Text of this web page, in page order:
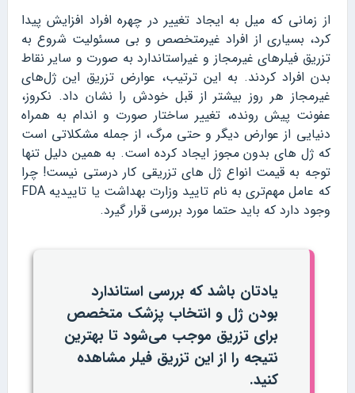
از زمانی که میل به ایجاد تغییر در چهره افراد افزایش پیدا
کرد، بسیاری از افراد غیرمتخصص و بی مسئولیت شروع به
تزریق فیلرهای غیرمجاز و غیراستاندارد به صورت و سایر نقاط
بدن افراد کردند. به این ترتیب، عوارض تزریق این ژل‌های
غیرمجاز هر روز بیشتر از قبل خودش را نشان داد. نکروز،
عفونت پیش رونده، تغییر ساختار صورت و اندام به همراه
دنیایی از عوارض دیگر و حتی مرگ، از جمله مشکلاتی است
که ژل های بدون مجوز ایجاد کرده است. به همین دلیل تنها
توجه به قیمت انواع ژل های تزریقی کار درستی نیست! چرا
که عامل مهم‌تری به نام تایید وزارت بهداشت یا تاییدیه FDA
وجود دارد که باید حتما مورد بررسی قرار گیرد.
یادتان باشد که بررسی استاندارد
بودن ژل و انتخاب پزشک متخصص
برای تزریق موجب می‌شود تا بهترین
نتیجه را از این تزریق فیلر مشاهده
کنید.